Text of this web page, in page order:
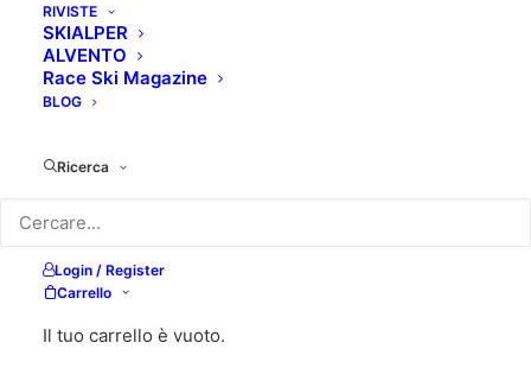
RIVISTE
SKIALPER
ALVENTO
Race Ski Magazine
BLOG
Ricerca
Login / Register
Carrello
Il tuo carrello è vuoto.